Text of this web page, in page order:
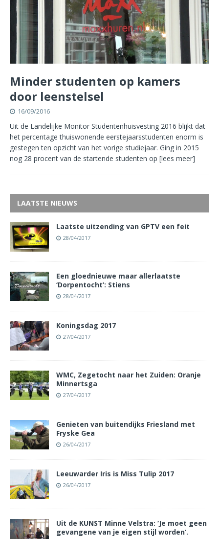
Minder studenten op kamers
door leenstelsel
16/09/2016
Uit de Landelijke Monitor Studentenhuisvesting 2016 blijkt dat
het percentage thuiswonende eerstejaarsstudenten enorm is
gestegen ten opzicht van het vorige studiejaar. Ging in 2015
nog 28 procent van de startende studenten op [lees meer]
LAATSTE NIEUWS
Laatste uitzending van GPTV een feit
28/04/2017
Een gloednieuwe maar allerlaatste
‘Dorpentocht’: Stiens
28/04/2017
Koningsdag 2017
27/04/2017
WMC, Zegetocht naar het Zuiden: Oranje
Minnertsga
27/04/2017
Genieten van buitendijks Friesland met
Fryske Gea
26/04/2017
Leeuwarder Iris is Miss Tulip 2017
26/04/2017
Uit de KUNST Minne Velstra: ‘Je moet geen
gevangene van je eigen stijl worden’.